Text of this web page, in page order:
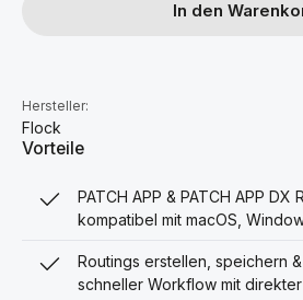
In den
Hersteller:
Flock
Vorteile
PATCH APP & PATCH APP
kompatibel mit macOS,
Routings erstellen, speichern
schneller Workflow mit